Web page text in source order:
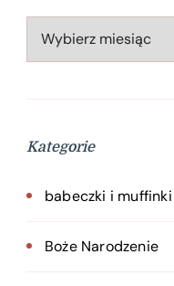
Archiwa
Kategorie
babeczki i muffinki
Boże Narodzenie